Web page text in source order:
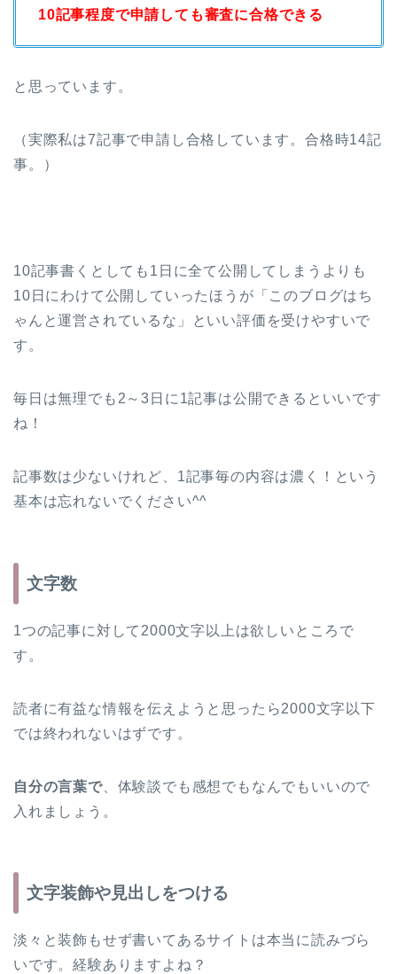
10記事程度で申請しても審査に合格できる
と思っています。
（実際私は7記事で申請し合格しています。合格時14記
事。）
10記事書くとしても1日に全て公開してしまうよりも
10日にわけて公開していったほうが「このブログはち
ゃんと運営されているな」といい評価を受けやすいで
す。
毎日は無理でも 2～3日に1記事は公開できるといいです
ね！
記事数は少ないけれど、1記事毎の内容は濃く！という
基本は忘れないでください^^
文字数
1つの記事に対して 2000文字以上 は欲しいところで
す。
読者に有益な情報を伝えようと思ったら2000文字以下
では終われないはずです。
自分の言葉で、体験談でも感想でもなんでもいいので
入れましょう。
文字装飾や見出しをつける
淡々と装飾もせず書いてあるサイトは本当に読みづら
いです。経験ありますよね？